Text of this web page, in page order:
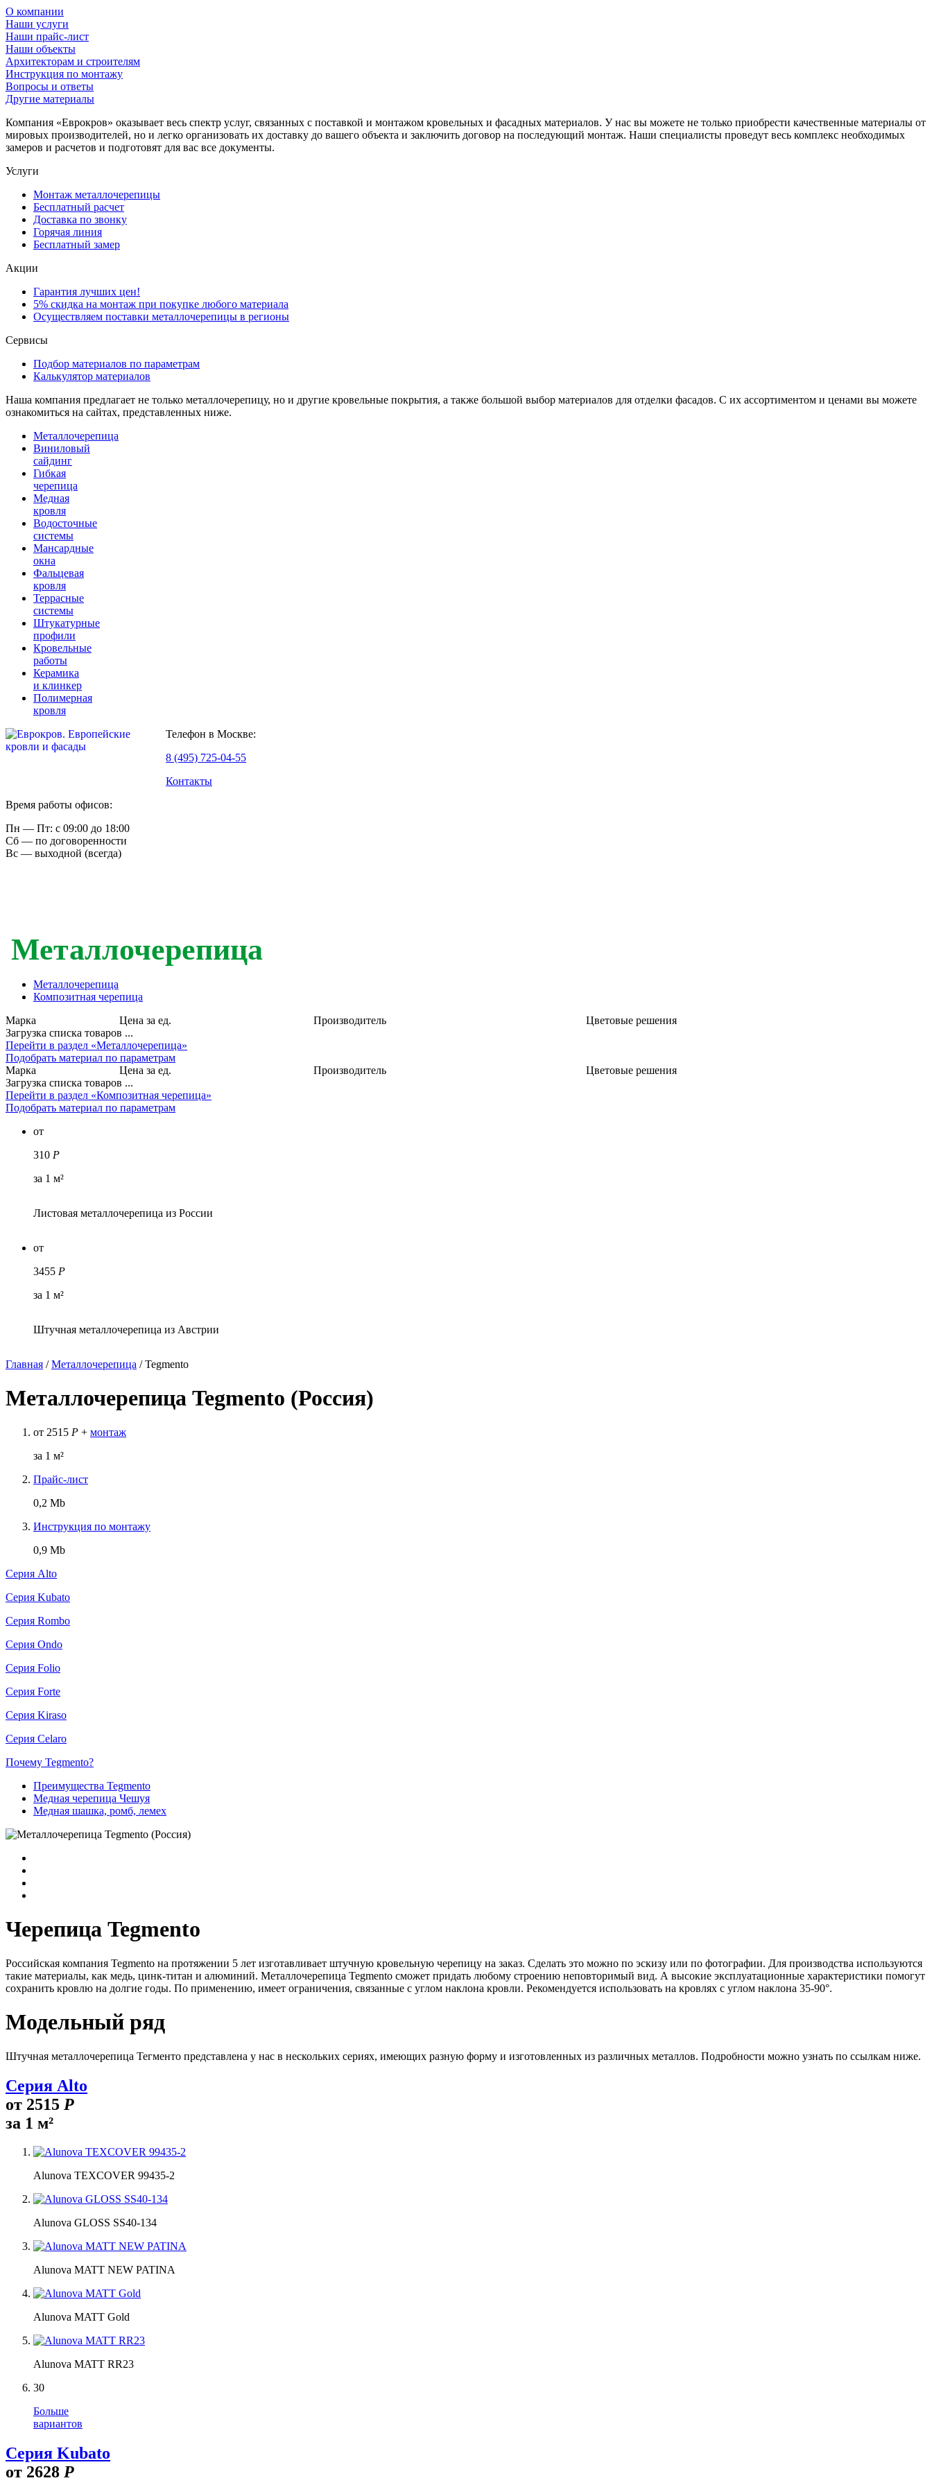
О компании
Наши услуги
Наши прайс-лист
Наши объекты
Архитекторам и строителям
Инструкция по монтажу
Вопросы и ответы
Другие материалы
Компания «Еврокров» оказывает весь спектр услуг, связанных с поставкой и монтажом кровельных и фасадных материалов. У нас вы можете не только приобрести качественные материалы от
мировых производителей, но и легко организовать их доставку до вашего объекта и заключить договор на последующий монтаж. Наши специалисты проведут весь комплекс необходимых
замеров и расчетов и подготовят для вас все документы.
Услуги
Монтаж металлочерепицы
Бесплатный расчет
Доставка по звонку
Горячая линия
Бесплатный замер
Акции
Гарантия лучших цен!
5% скидка на монтаж при покупке любого материала
Осуществляем поставки металлочерепицы в регионы
Сервисы
Подбор материалов по параметрам
Калькулятор материалов
Наша компания предлагает не только металлочерепицу, но и другие кровельные покрытия, а также большой выбор материалов для отделки фасадов. С их ассортиментом и ценами вы можете
ознакомиться на сайтах, представленных ниже.
Металлочерепица
Виниловый
сайдинг
Гибкая
черепица
Медная
кровля
Водосточные
системы
Мансардные
окна
Фальцевая
кровля
Террасные
системы
Штукатурные
профили
Кровельные
работы
Керамика
и клинкер
Полимерная
кровля
Телефон в Москве:
8 (495) 725-04-55
Контакты
Время работы офисов:
Пн — Пт: с 09:00 до 18:00
Сб — по договоренности
Вс — выходной (всегда)
Металлочерепица
Металлочерепица
Композитная черепица
Марка
Цена за ед. Производитель
Цветовые решения
Загрузка списка товаров ...
Перейти в раздел «Металлочерепица»
Подобрать материал по параметрам
Марка
Цена за ед. Производитель
Цветовые решения
Загрузка списка товаров ...
Перейти в раздел «Композитная черепица»
Подобрать материал по параметрам
от
310 Р
за 1 м²
Листовая металлочерепица из России
от
3455 Р
за 1 м²
Штучная металлочерепица из Австрии
Главная /Металлочерепица /Tegmento
Металлочерепица Tegmento (Россия)
от 2515 Р + монтаж
за 1 м²
Прайс-лист
0,2 Mb
Инструкция по монтажу
0,9 Mb
Серия Alto
Серия Kubato
Серия Rombo
Серия Ondo
Серия Folio
Серия Forte
Серия Kiraso
Серия Celaro
Почему Tegmento?
Преимущества Tegmento
Медная черепица Чешуя
Медная шашка, ромб, лемех
Черепица Tegmento
Российская компания Tegmento на протяжении 5 лет изготавливает штучную кровельную черепицу на заказ. Сделать это можно по эскизу или по фотографии. Для производства используются
такие материалы, как медь, цинк-титан и алюминий. Металлочерепица Tegmento сможет придать любому строению неповторимый вид. А высокие эксплуатационные характеристики помогут
сохранить кровлю на долгие годы. По применению, имеет ограничения, связанные с углом наклона кровли. Рекомендуется использовать на кровлях с углом наклона 35-90°.
Модельный ряд
Штучная металлочерепица Тегменто представлена у нас в нескольких сериях, имеющих разную форму и изготовленных из различных металлов. Подробности можно узнать по ссылкам ниже.
Серия Alto
от 2515 Р
за 1 м²
Alunova TEXCOVER 99435-2
Alunova GLOSS SS40-134
Alunova MATT NEW PATINA
Alunova MATT Gold
Alunova MATT RR23
30
Больше
вариантов
Серия Kubato
от 2628 Р